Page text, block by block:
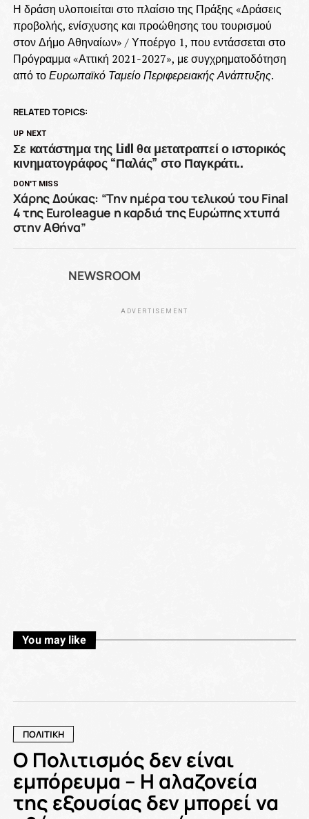
Η δράση υλοποιείται στο πλαίσιο της Πράξης «Δράσεις
προβολής, ενίσχυσης και προώθησης του τουρισμού
στον Δήμο Αθηναίων» / Υποέργο 1, που εντάσσεται στο
Πρόγραμμα «Αττική 2021-2027», με συγχρηματοδότηση
από τοΕυρωπαϊκό Ταμείο Περιφερειακής Ανάπτυξης.
RELATED TOPICS:
UP NEXT
Σε κατάστημα της Lidl θα μετατραπεί ο ιστορικός
κινηματογράφος “Παλάς” στο Παγκράτι..
DON'T MISS
Χάρης Δούκας: “Την ημέρα του τελικού του Final
4 της Euroleague η καρδιά της Ευρώπης χτυπά
στην Αθήνα”
NEWSROOM
ADVERTISEMENT
You may like
ΠΟΛΙΤΙΚΗ
Ο Πολιτισμός δεν είναι
εμπόρευμα – Η αλαζονεία
της εξουσίας δεν μπορεί να